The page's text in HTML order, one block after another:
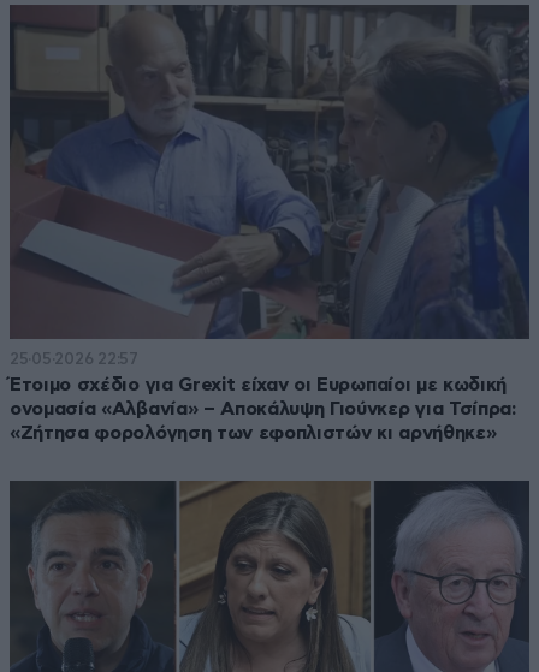
25·05·2026 22:57
Έτοιμο σχέδιο για Grexit είχαν οι Ευρωπαίοι με κωδική
ονομασία «Αλβανία» – Αποκάλυψη Γιούνκερ για Τσίπρα:
«Ζήτησα φορολόγηση των εφοπλιστών κι αρνήθηκε»